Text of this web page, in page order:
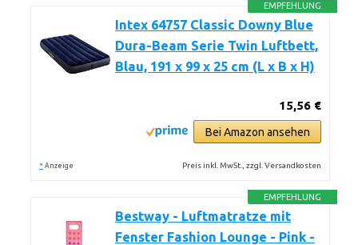
EMPFEHLUNG
Intex 64757 Classic Downy Blue
Dura-Beam Serie Twin Luftbett,
Blau, 191 x 99 x 25 cm (L x B x H)
15,56 €
Bei Amazon ansehen
* Anzeige Preis inkl. MwSt., zzgl. Versandkosten
EMPFEHLUNG
Bestway - Luftmatratze mit
Fenster Fashion Lounge - Pink -